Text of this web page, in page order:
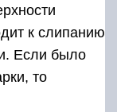
к слипанию
Если было
то